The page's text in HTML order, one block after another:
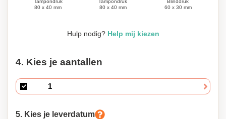
Tampondruk
80 x 40 mm
Tampondruk
80 x 40 mm
Blinddruk
60 x 30 mm
Hulp nodig? Help mij kiezen
4. Kies je aantallen
5. Kies je leverdatum